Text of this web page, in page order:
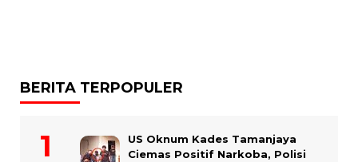
BERITA TERPOPULER
US Oknum Kades Tamanjaya
Ciemas Positif Narkoba, Polisi